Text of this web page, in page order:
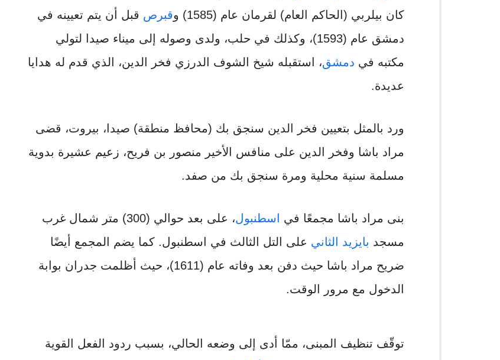
كان بيلربي (الحاكم العام) لقرمان عام (1585) و
قبرص قبل أن يتم تعيينه في
دمشق عام (1593)، وكذلك في حلب، ولدى وصوله إلى ميناء صيدا لتولي
مكتبه في دمشق، استقبله شيخ الشوف الدرزي فخر الدين، الذي قدم له هدايا
عديدة.
ورد بالمثل بتعيين فخر الدين سنجق بك (محافظ منطقة) صيدا، بيروت، قضى
مراد باشا وفخر الدين على منافس الأخير منصور بن فريح، زعيم عشيرة بدوية
مسلمة سنية محلية ومرة ​​سنجق بك من صفد.
بنى مراد باشا مجمعًا في اسطنبول
، على بعد حوالي (300) متر شمال غرب
مسجد بايزيد الثاني على التل الثالث في اسطنبول. كما يضم المجمع أيضًا
ضريح مراد باشا حيث دفن بعد وفاته عام (1611)، حيث أظلمت جدران بوابة
الدخول مع مرور الوقت.
توقّف تنظيف المبنى، ممّا أدى إلى وضعه الحالي، بسبب ردود الفعل القوية